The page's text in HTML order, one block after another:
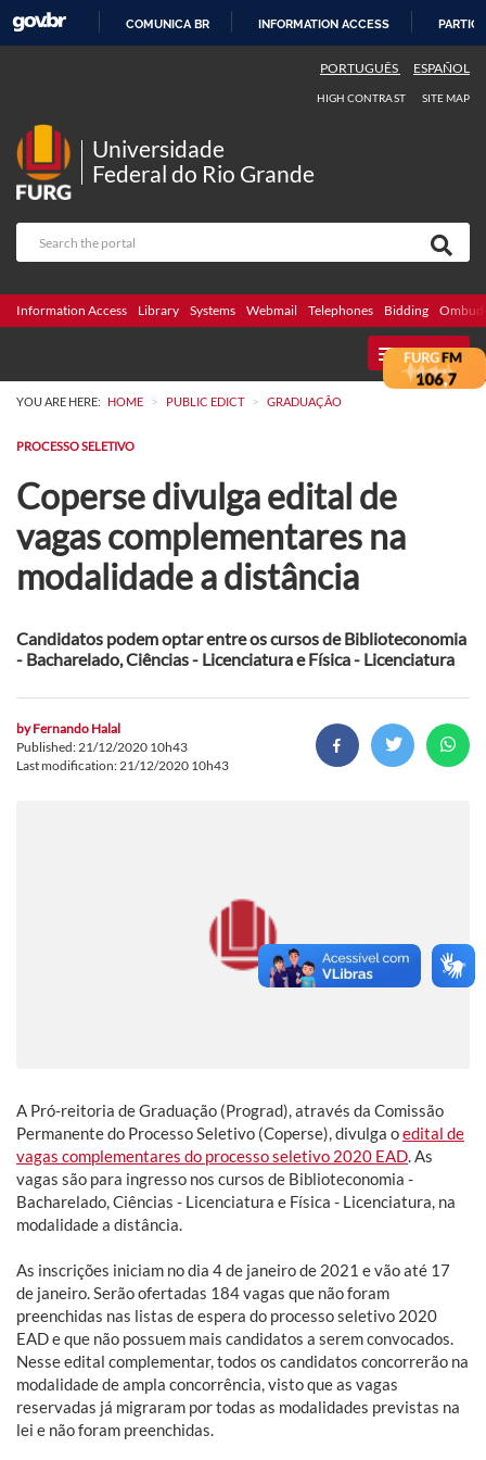
COMUNICA BR INFORMATION ACCESS
PORTUGUÊS ESPAÑOL
HIGH CONTRAST SITE MAP
Universidade
Federal do Rio Grande
Information Access Library Systems Webmail Telephones Bidding
MENU
YOU ARE HERE: HOME > PUBLIC EDICT > GRADUAÇÃO
PROCESSO SELETIVO
Coperse divulga edital de
vagas complementares na
modalidade a distância
Candidatos podem optar entre os cursos de Biblioteconomia
- Bacharelado, Ciências - Licenciatura e Física - Licenciatura
byFernando Halal
Published: 21/12/2020 10h43
Last modification: 21/12/2020 10h43
A Pró-reitoria de Graduação (Prograd), através da Comissão
Permanente do Processo Seletivo (Coperse), divulga oedital de
vagas complementares do processo seletivo 2020 EAD. As
vagas são para ingresso nos cursos de Biblioteconomia -
Bacharelado, Ciências - Licenciatura e Física - Licenciatura, na
modalidade a distância.
As inscrições iniciam no dia 4 de janeiro de 2021 e vão até 17
de janeiro. Serão ofertadas 184 vagas que não foram
preenchidas nas listas de espera do processo seletivo 2020
EAD e que não possuem mais candidatos a serem convocados.
Nesse edital complementar, todos os candidatos concorrerão na
modalidade de ampla concorrência, visto que as vagas
reservadas já migraram por todas as modalidades previstas na
lei e não foram preenchidas.